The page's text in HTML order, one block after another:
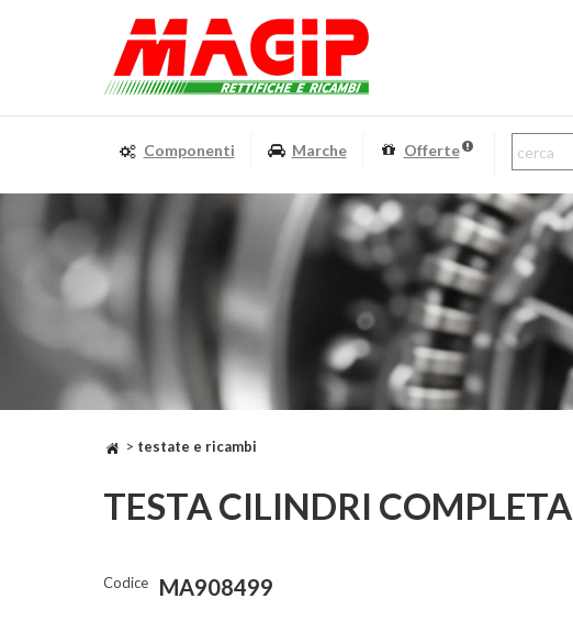
Componenti Marche Offerte
> testate e ricambi
TESTA CILINDRI COMPLETA
Codice MA908499